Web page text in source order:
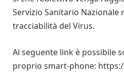
Servizio Sanitario Nazionale
tracciabilità del Virus.
Al seguente link è possibile
proprio smart-phone: